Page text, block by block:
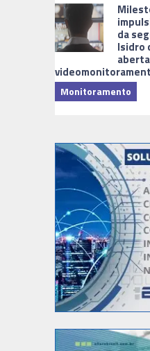
da
Isidro
Monitoramento